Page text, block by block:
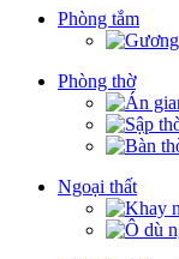
Phòng tắm
Phòng thờ
Ngoại thất